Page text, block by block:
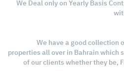
We Deal only on Yearly Basis
We have a good collection
properties all over in Bahrain which
of our clients whether they be,